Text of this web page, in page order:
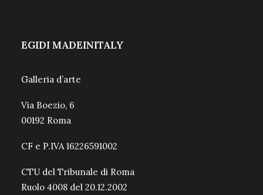
EGIDI MADEINITALY
Galleria d’arte
Via Boezio, 6
00192 Roma
CF e P.IVA 16226591002
CTU del Tribunale di Roma
Ruolo 4008 del 20.12.2002